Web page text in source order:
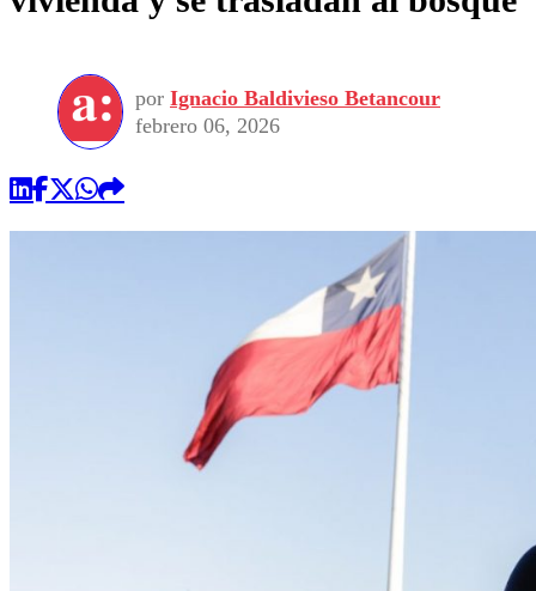
Colo Colo
Seleccion Chilena
Torneo Internacional
Universidad de Chile
Economía
Internacional
Sustentabilidad
Publicaciones en medios
Opinión
por Ignacio Baldivieso Betancour
febrero 06, 2026